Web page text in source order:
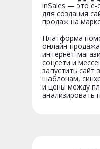
inSales — это
для создания
продаж на
Платформа
онлайн-
интернет-
соцсети и
запустить сайт
шаблонам,
и цены между
анализировать